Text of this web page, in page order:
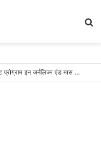
सूरत : VNSGU में एक वर्षीय ‘सर्टिफिकेट प्रोग्राम इन जर्नलिज्म एंड मास कम्युनिकेशन’ का शुभारंभ